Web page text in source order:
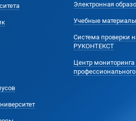
Электронная
Учебные материалы
Система проверки
РУКОНТЕКСТ
Центр мониторинга